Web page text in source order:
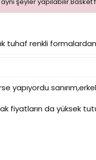
tuhaf renkli
yapıyordu
fiyatların da yüksek